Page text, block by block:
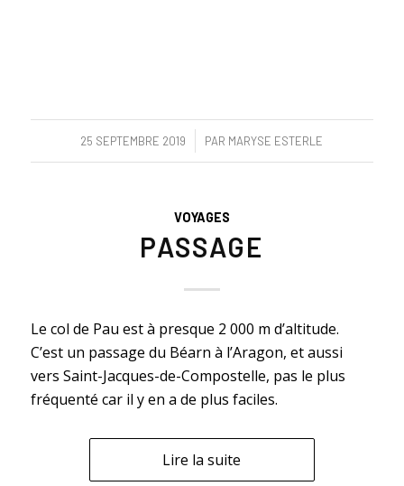
25 SEPTEMBRE 2019
/ PAR MARYSE ESTERLE
VOYAGES
PASSAGE
Le col de Pau est à presque 2 000 m d’altitude.
C’est un passage du Béarn à l’Aragon, et aussi
vers Saint-Jacques-de-Compostelle, pas le plus
fréquenté car il y en a de plus faciles.
Lire la suite